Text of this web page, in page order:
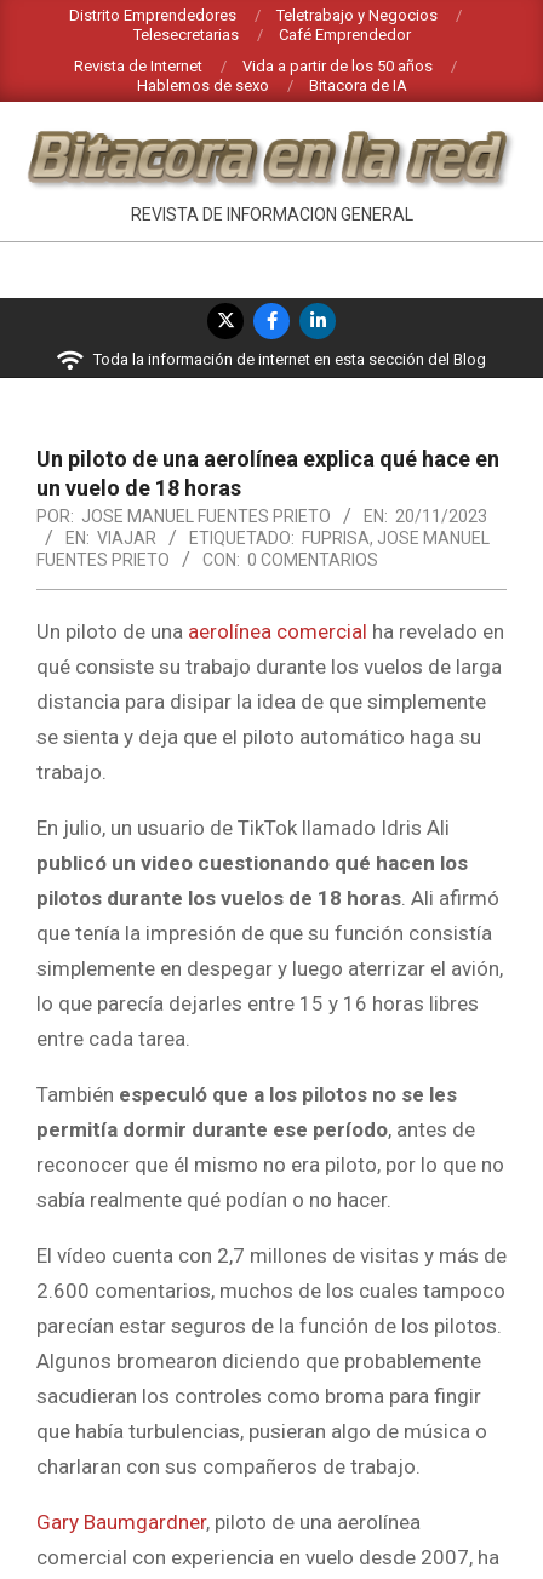
contenido
Distrito Emprendedores
Teletrabajo y Negocios
Telesecretarias
Café Emprendedor
Revista de Internet
Vida a partir de los 50 años
Hablemos de sexo
Bitacora de IA
BITACORA
LA
RED
REVISTA DE INFORMACION GENERAL
navegación
Toda la información de internet en esta sección del Blog
Un piloto de una aerolínea explica qué hace en
un vuelo de 18 horas
POR: JOSE MANUEL FUENTES PRIETO EN: 20/11/2023
EN: VIAJAR ETIQUETADO: FUPRISA, JOSE MANUEL
FUENTES PRIETO
CON: 0 COMENTARIOS
Un piloto de una aerolínea comercial ha revelado en
qué consiste su trabajo durante los vuelos de larga
distancia para disipar la idea de que simplemente
se sienta y deja que el piloto automático haga su
trabajo.
En julio, un usuario de TikTok llamado Idris Ali
publicó un video cuestionando qué hacen los
pilotos durante los vuelos de 18 horas. Ali afirmó
que tenía la impresión de que su función consistía
simplemente en despegar y luego aterrizar el avión,
lo que parecía dejarles entre 15 y 16 horas libres
entre cada tarea.
También especuló que a los pilotos no se les
permitía dormir durante ese período, antes de
reconocer que él mismo no era piloto, por lo que no
sabía realmente qué podían o no hacer.
El vídeo cuenta con 2,7 millones de visitas y más de
2.600 comentarios, muchos de los cuales tampoco
parecían estar seguros de la función de los pilotos.
Algunos bromearon diciendo que probablemente
sacudieran los controles como broma para fingir
que había turbulencias, pusieran algo de música o
charlaran con sus compañeros de trabajo.
Gary Baumgardner, piloto de una aerolínea
comercial con experiencia en vuelo desde 2007, ha